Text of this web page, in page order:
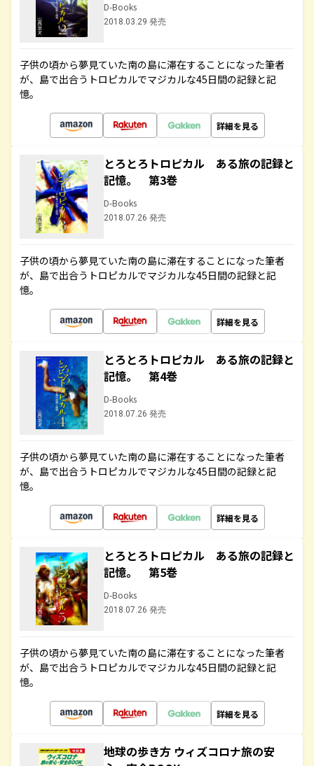
D-Books
2018.03.29 発売
子供の頃から夢見ていた南の島に滞在することになった筆者
が、島で出合うトロピカルでマジカルな45日間の記録と記
憶。
詳細を見る
とろとろトロピカル ある旅の記録と
記憶。 第3巻
D-Books
2018.07.26 発売
子供の頃から夢見ていた南の島に滞在することになった筆者
が、島で出合うトロピカルでマジカルな45日間の記録と記
憶。
詳細を見る
とろとろトロピカル ある旅の記録と
記憶。 第4巻
D-Books
2018.07.26 発売
子供の頃から夢見ていた南の島に滞在することになった筆者
が、島で出合うトロピカルでマジカルな45日間の記録と記
憶。
詳細を見る
とろとろトロピカル ある旅の記録と
記憶。 第5巻
D-Books
2018.07.26 発売
子供の頃から夢見ていた南の島に滞在することになった筆者
が、島で出合うトロピカルでマジカルな45日間の記録と記
憶。
詳細を見る
地球の歩き方 ウィズコロナ旅の安